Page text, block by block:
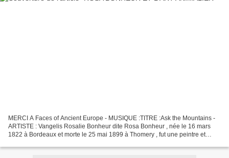
MERCI A Faces of Ancient Europe - MUSIQUE :TITRE :Ask the Mountains -
ARTISTE : Vangelis Rosalie Bonheur dite Rosa Bonheur , née le 16 mars
1822 à Bordeaux et morte le 25 mai 1899 à Thomery , fut une peintre et